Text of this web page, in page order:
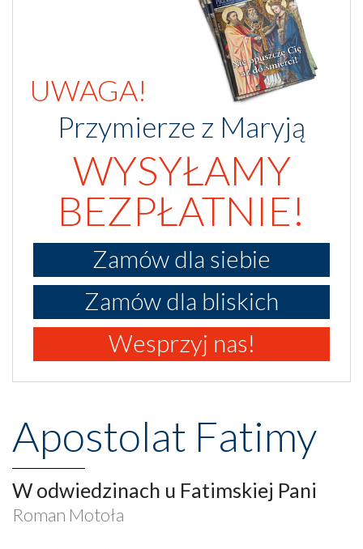
UWAGA!
Przymierze z Maryją
WYSYŁAMY
BEZPŁATNIE!
Zamów dla siebie
Zamów dla bliskich
Wesprzyj nas!
Apostolat Fatimy
W odwiedzinach u Fatimskiej Pani
Roman Motoła